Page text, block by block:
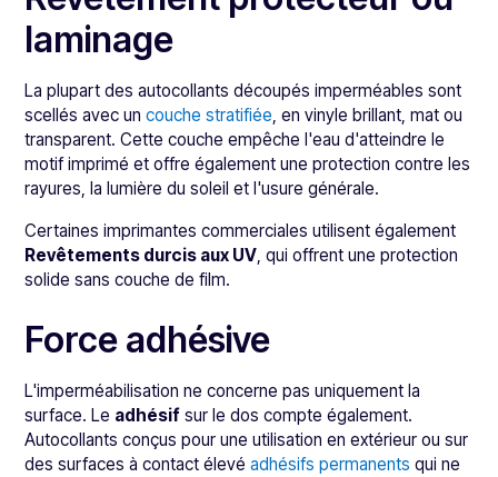
laminage
La plupart des autocollants découpés imperméables sont
scellés avec uncouche stratifiée, en vinyle brillant, mat ou
transparent. Cette couche empêche l'eau d'atteindre le
motif imprimé et offre également une protection contre les
rayures, la lumière du soleil et l'usure générale.
Certaines imprimantes commerciales utilisent également
Revêtements durcis aux UV, qui offrent une protection
solide sans couche de film.
Force adhésive
L'imperméabilisation ne concerne pas uniquement la
surface. Le adhésif sur le dos compte également.
Autocollants conçus pour une utilisation en extérieur ou sur
des surfaces à contact élevéadhésifs permanents qui ne